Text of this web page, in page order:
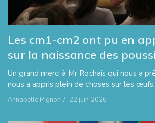
Les cm1-cm2 ont pu en
sur la naissance des
Un grand merci à Mr Rochais qui nous a
nous a appris plein de choses sur les
Annabelle Pignon / 22 juin 2026